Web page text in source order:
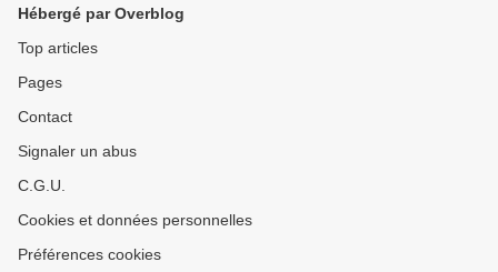
Hébergé par Overblog
Top articles
Pages
Contact
Signaler un abus
C.G.U.
Cookies et données personnelles
Préférences cookies